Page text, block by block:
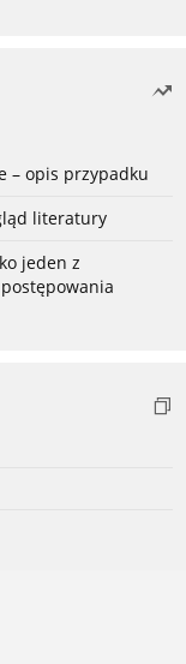
– opis przypadku
literatury
jeden z